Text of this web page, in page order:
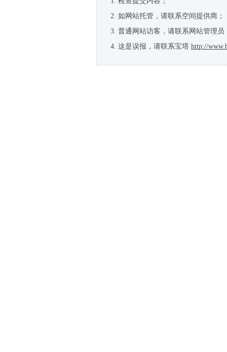
如网站托管，请联系空间提供商；
普通网站访客，请联系网站管理员
这是误报，请联系宝塔 http://